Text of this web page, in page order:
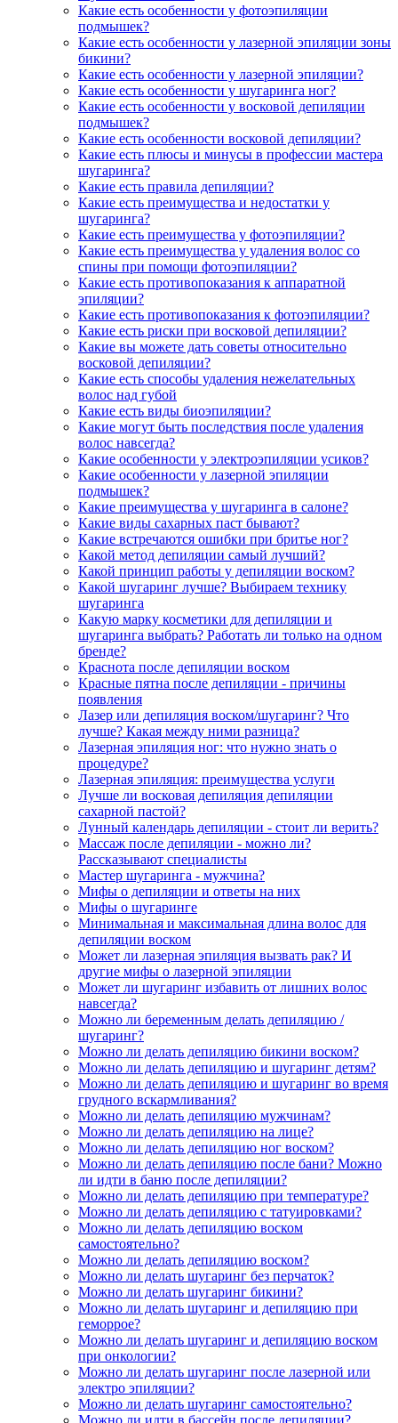
Какие есть особенности у фотоэпиляции
подмышек?
Какие есть особенности у лазерной эпиляции зоны
бикини?
Какие есть особенности у лазерной эпиляции?
Какие есть особенности у шугаринга ног?
Какие есть особенности у восковой депиляции
подмышек?
Какие есть особенности восковой депиляции?
Какие есть плюсы и минусы в профессии мастера
шугаринга?
Какие есть правила депиляции?
Какие есть преимущества и недостатки у
шугаринга?
Какие есть преимущества у фотоэпиляции?
Какие есть преимущества у удаления волос со
спины при помощи фотоэпиляции?
Какие есть противопоказания к аппаратной
эпиляции?
Какие есть противопоказания к фотоэпиляции?
Какие есть риски при восковой депиляции?
Какие вы можете дать советы относительно
восковой депиляции?
Какие есть способы удаления нежелательных
волос над губой
Какие есть виды биоэпиляции?
Какие могут быть последствия после удаления
волос навсегда?
Какие особенности у электроэпиляции усиков?
Какие особенности у лазерной эпиляции
подмышек?
Какие преимущества у шугаринга в салоне?
Какие виды сахарных паст бывают?
Какие встречаются ошибки при бритье ног?
Какой метод депиляции самый лучший?
Какой принцип работы у депиляции воском?
Какой шугаринг лучше? Выбираем технику
шугаринга
Какую марку косметики для депиляции и
шугаринга выбрать? Работать ли только на одном
бренде?
Краснота после депиляции воском
Красные пятна после депиляции - причины
появления
Лазер или депиляция воском/шугаринг? Что
лучше? Какая между ними разница?
Лазерная эпиляция ног: что нужно знать о
процедуре?
Лазерная эпиляция: преимущества услуги
Лучше ли восковая депиляция депиляции
сахарной пастой?
Лунный календарь депиляции - стоит ли верить?
Массаж после депиляции - можно ли?
Рассказывают специалисты
Мастер шугаринга - мужчина?
Мифы о депиляции и ответы на них
Мифы о шугаринге
Минимальная и максимальная длина волос для
депиляции воском
Может ли лазерная эпиляция вызвать рак? И
другие мифы о лазерной эпиляции
Может ли шугаринг избавить от лишних волос
навсегда?
Можно ли беременным делать депиляцию /
шугаринг?
Можно ли делать депиляцию бикини воском?
Можно ли делать депиляцию и шугаринг детям?
Можно ли делать депиляцию и шугаринг во время
грудного вскармливания?
Можно ли делать депиляцию мужчинам?
Можно ли делать депиляцию на лице?
Можно ли делать депиляцию ног воском?
Можно ли делать депиляцию после бани? Можно
ли идти в баню после депиляции?
Можно ли делать депиляцию при температуре?
Можно ли делать депиляцию с татуировками?
Можно ли делать депиляцию воском
самостоятельно?
Можно ли делать депиляцию воском?
Можно ли делать шугаринг без перчаток?
Можно ли делать шугаринг бикини?
Можно ли делать шугаринг и депиляцию при
геморрое?
Можно ли делать шугаринг и депиляцию воском
при онкологии?
Можно ли делать шугаринг после лазерной или
электро эпиляции?
Можно ли делать шугаринг самостоятельно?